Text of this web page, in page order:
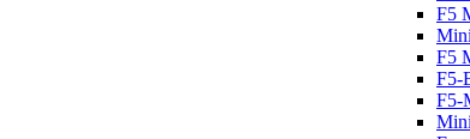
F5
F5
F5-
F5-